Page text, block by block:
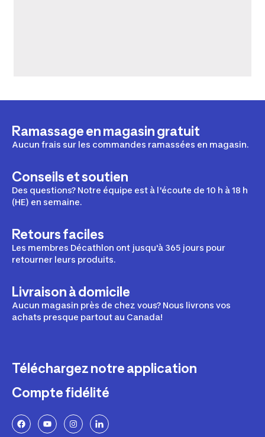
Ramassage en magasin gratuit
Aucun frais sur les commandes ramassées en magasin.
Conseils et soutien
Des questions? Notre équipe est à l'écoute de 10 h à 18 h
(HE) en semaine.
Retours faciles
Les membres Décathlon ont jusqu'à 365 jours pour
retourner leurs produits.
Livraison à domicile
Aucun magasin près de chez vous? Nous livrons vos
achats presque partout au Canada!
Téléchargez notre application
Compte fidélité